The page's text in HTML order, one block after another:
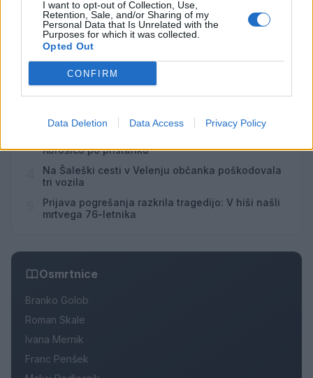
I want to opt-out of Collection, Use,
Retention, Sale, and/or Sharing of my
Personal Data that Is Unrelated with the
Purposes for which it was collected.
Opted Out
CONFIRM
Data Deletion Data Access Privacy Policy
Najbolj brano
Pretep v gostinskem lokalu v Velenju: 46-letnik
moškega udaril s steklenico in ga zabodel
velenjske picerije o padcu s padalom na
Hrvaškem
Korošico po pristanku
Na Šaleški cesti v Velenju občanka poškodovala
tri vozila
Prijava pogrešanja razkrila tragedijo: V hiši našli
mrtvega 76-letnika
Osmrtnice
Branko Golob
Roman Skale
Ivana Mernik
Franc Penšek